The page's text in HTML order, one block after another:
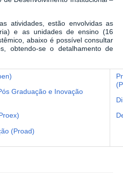
atividades, estão envolvidas as
e as unidades de ensino (16
abaixo é possível consultar
obtendo-se o detalhamento de
Graduação e Inovação
(Proad)